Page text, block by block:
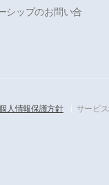
シップのお問い合
人情報保護方針 サービ